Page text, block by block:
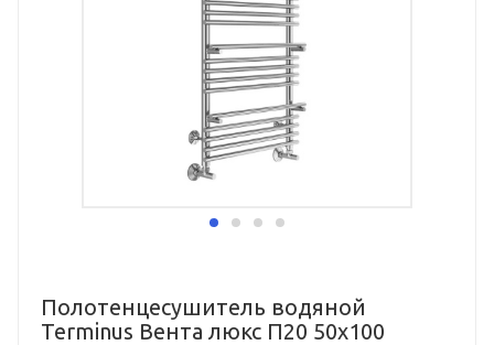
Полотенцесушитель водяной
Terminus Вента люкс П20 50х100